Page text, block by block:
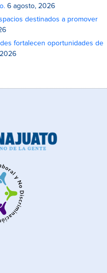
6 agosto, 2026
destinados a promover
fortalecen oportunidades de